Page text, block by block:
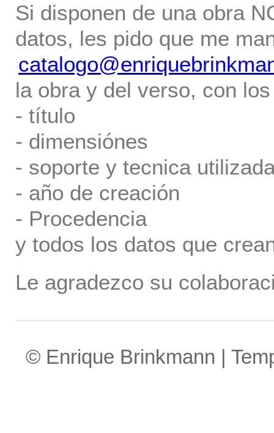
Si disponen de una obra
datos, les pido que me
la obra y del verso, con
- título
- dimensiónes
- soporte y tecnica
- año de creación
- Procedencia
y todos los datos que
Le agradezco su
© Enrique Brinkmann |